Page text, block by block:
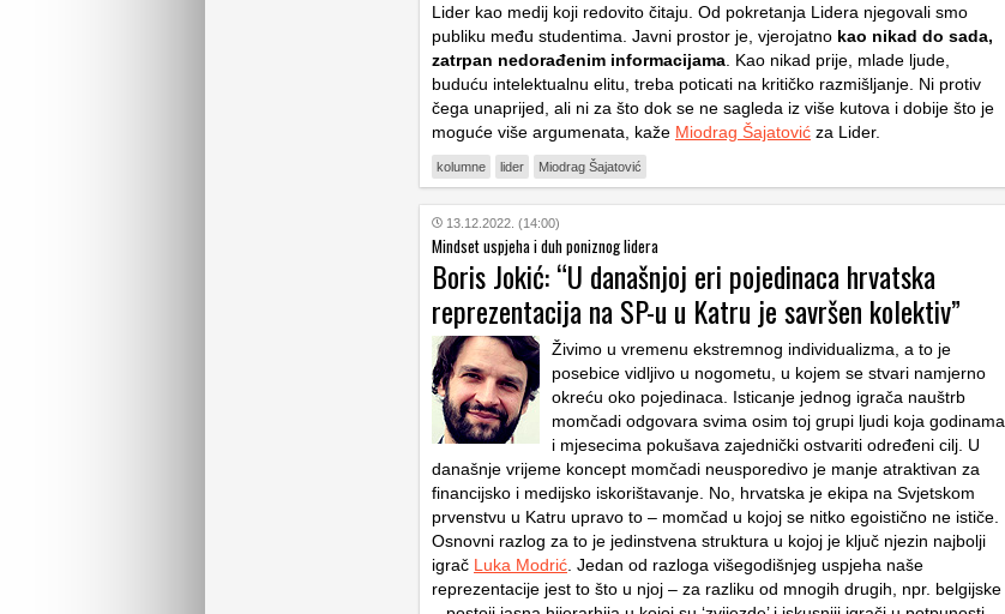
Lider kao medij koji redovito čitaju. Od pokretanja Lidera njegovali smo
publiku među studentima. Javni prostor je, vjerojatno kao nikad do sada,
zatrpan nedorađenim informacijama . Kao nikad prije, mlade ljude,
buduću intelektualnu elitu, treba poticati na kritičko razmišljanje. Ni protiv
čega unaprijed, ali ni za što dok se ne sagleda iz više kutova i dobije što je
moguće više argumenata, kaže Miodrag Šajatović za Lider.
kolumne lider Miodrag Šajatović
13.12.2022. (14:00)
Mindset uspjeha i duh poniznog lidera
Boris Jokić: “U današnjoj eri pojedinaca hrvatska
reprezentacija na SP-u u Katru je savršen kolektiv”
Živimo u vremenu ekstremnog individualizma, a to je
posebice vidljivo u nogometu, u kojem se stvari namjerno
okreću oko pojedinaca. Isticanje jednog igrača nauštrb
momčadi odgovara svima osim toj grupi ljudi koja godinama
i mjesecima pokušava zajednički ostvariti određeni cilj. U
današnje vrijeme koncept momčadi neusporedivo je manje atraktivan za
financijsko i medijsko iskorištavanje. No, hrvatska je ekipa na Svjetskom
prvenstvu u Katru upravo to – momčad u kojoj se nitko egoistično ne ističe.
Osnovni razlog za to je jedinstvena struktura u kojoj je ključ njezin najbolji
igrač Luka Modrić . Jedan od razloga višegodišnjeg uspjeha naše
reprezentacije jest to što u njoj – za razliku od mnogih drugih, npr. belgijske